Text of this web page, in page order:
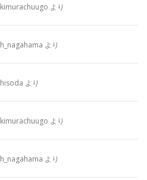
kimurachuugo より
h_nagahama より
hisoda より
kimurachuugo より
h_nagahama より